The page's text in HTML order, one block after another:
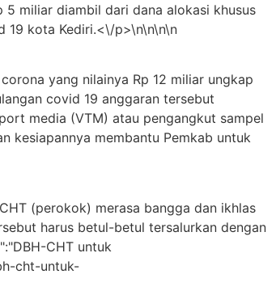
5 miliar diambil dari dana alokasi khusus
19 kota Kediri.<\/p>\n\n\n\n
yang nilainya Rp 12 miliar ungkap
covid 19 anggaran tersebut
media (VTM) atau pengangkut sampel
kesiapannya membantu Pemkab untuk
(perokok) merasa bangga dan ikhlas
harus betul-betul tersalurkan dengan
CHT untuk
cht-untuk-